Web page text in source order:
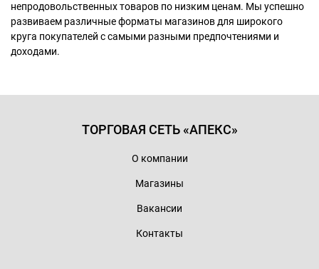
непродовольственных товаров по низким ценам. Мы успешно
развиваем различные форматы магазинов для широкого
круга покупателей с самыми разными предпочтениями и
доходами.
ТОРГОВАЯ СЕТЬ «АПЕКС»
О компании
Магазины
Вакансии
Контакты